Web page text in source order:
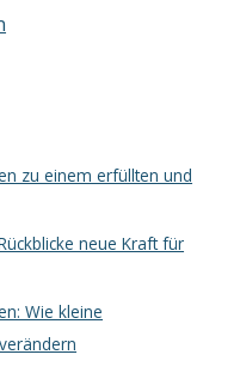
zu einem erfüllten und
neue Kraft für
Wie kleine